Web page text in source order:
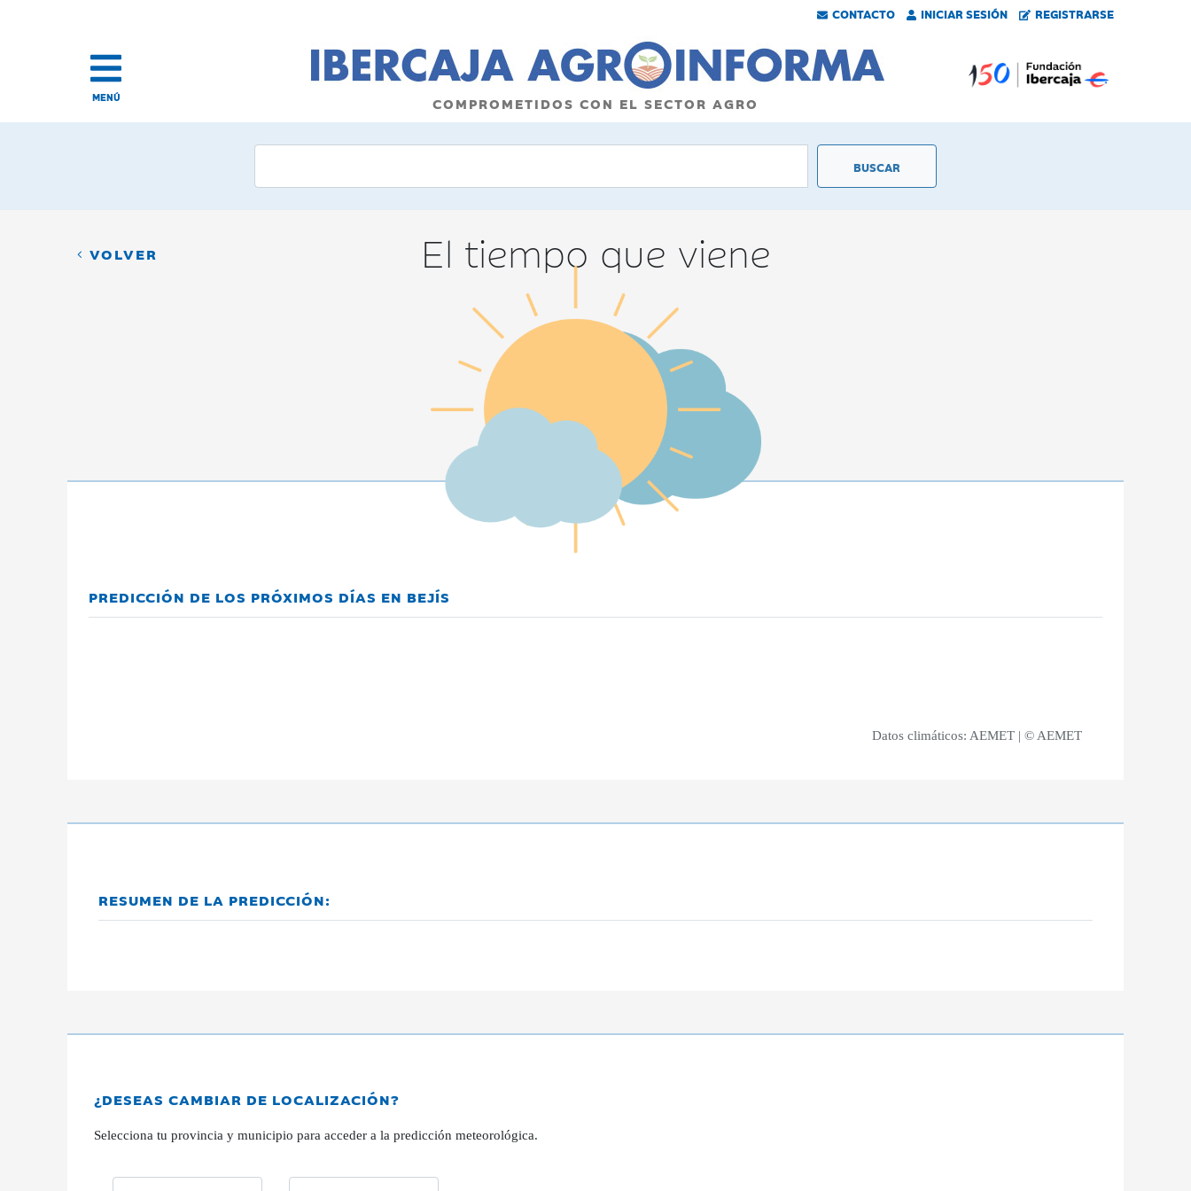
CONTACTO INICIAR SESIÓN REGISTRARSE
MENÚ COMPROMETIDOS CON EL SECTOR AGRO
VOLVER El tiempo que viene
PREDICCIÓN DE LOS PRÓXIMOS DÍAS EN BEJÍS
Datos climáticos: AEMET | © AEMET
RESUMEN DE LA PREDICCIÓN:
¿DESEAS CAMBIAR DE LOCALIZACIÓN?
Selecciona tu provincia y municipio para acceder a la predicción meteorológica.